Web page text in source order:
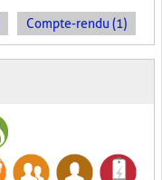
Compte-rendu (1)